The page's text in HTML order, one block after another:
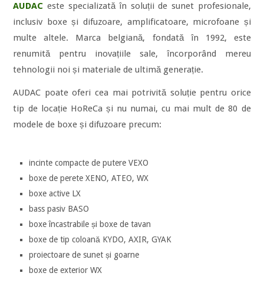
AUDAC este specializată în soluții de sunet profesionale,
inclusiv boxe și difuzoare, amplificatoare, microfoane și
multe altele. Marca belgiană, fondată în 1992, este
renumită pentru inovațiile sale, încorporând mereu
tehnologii noi și materiale de ultimă generație.
AUDAC poate oferi cea mai potrivită soluție pentru orice
tip de locație HoReCa și nu numai, cu mai mult de 80 de
modele de boxe și difuzoare precum:
incinte compacte de putere VEXO
boxe de perete XENO, ATEO, WX
boxe active LX
bass pasiv BASO
boxe încastrabile și boxe de tavan
boxe de tip coloană KYDO, AXIR, GYAK
proiectoare de sunet și goarne
boxe de exterior WX